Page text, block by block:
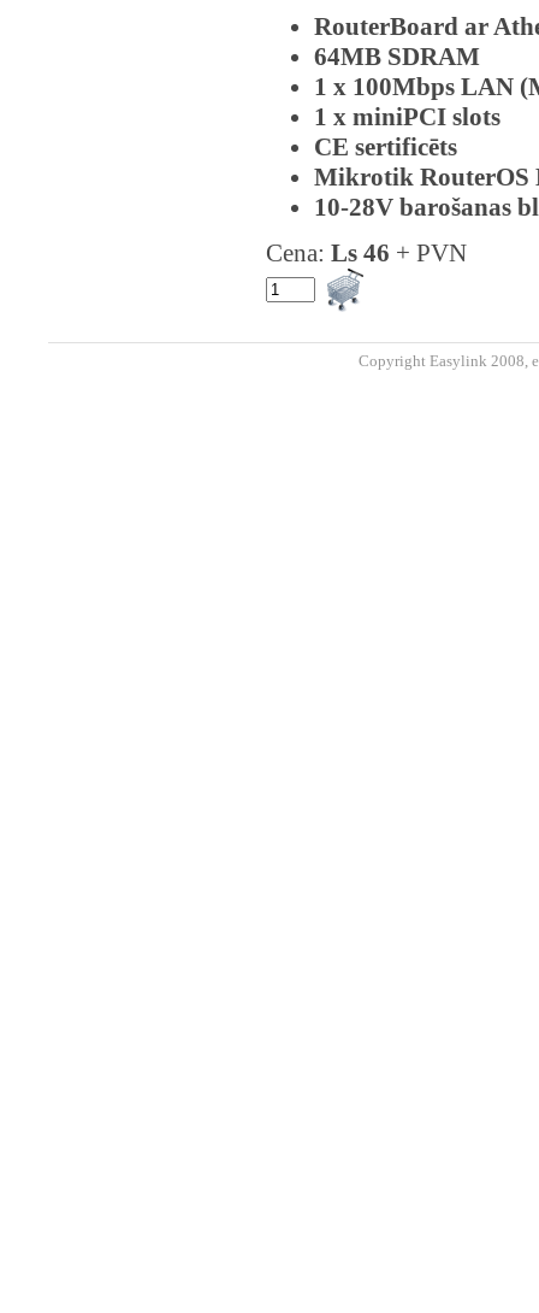
RouterBoard ar
64MB SDRAM
1 x 100Mbps LAN
1 x miniPCI slots
CE sertificēts
Mikrotik RouterOS
10-28V barošanas
Cena: Ls 46 + PVN
Copyright Easylink 2008,